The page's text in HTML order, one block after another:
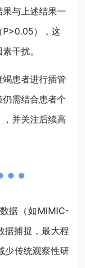
与上述结果一
P>0.05），这
干扰。
患者进行插管
需结合患者个
并关注后续高
据（如MIMIC-
据捕捉，最大程
少传统观察性研